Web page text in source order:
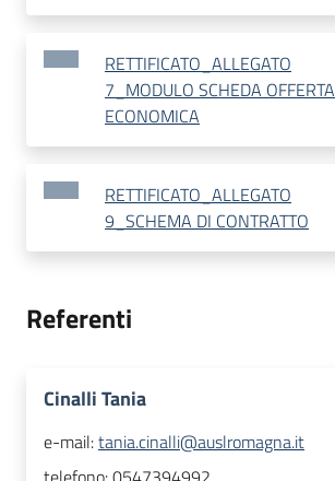
RETTIFICATO_ALLEGATO
7_MODULO SCHEDA OFFERTA
ECONOMICA
RETTIFICATO_ALLEGATO
9_SCHEMA DI CONTRATTO
Referenti
Cinalli Tania
e-mail:tania.cinalli@auslromagna.it